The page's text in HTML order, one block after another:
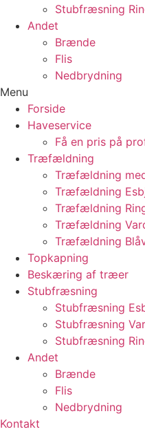
Stubfræsning
Andet
Brænde
Flis
Nedbrydning
Menu
Forside
Haveservice
Få en pris på
Træfældning
Træfældning
Træfældning
Træfældning
Træfældning
Træfældning
Topkapning
Beskæring af træer
Stubfræsning
Stubfræsning
Stubfræsning
Stubfræsning
Andet
Brænde
Flis
Nedbrydning
Kontakt